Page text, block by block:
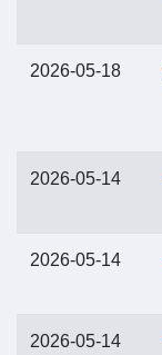
2026-05-18
2026-05-14
2026-05-14
2026-05-14